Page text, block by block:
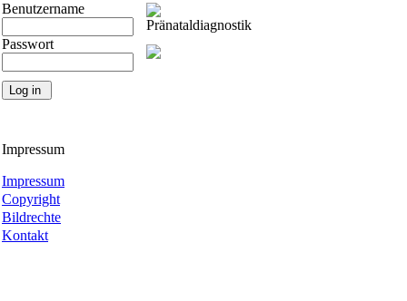
Benutzername
Passwort
Impressum
Impressum
Copyright
Bildrechte
Kontakt
Pränataldiagnostik